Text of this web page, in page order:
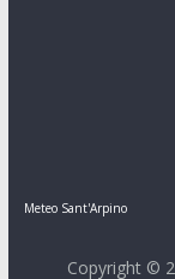
Meteo Sant'Arpino
Copyright ©